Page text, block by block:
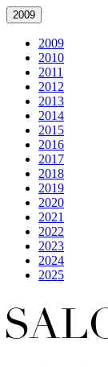
2009
2009
2010
2011
2012
2013
2014
2015
2016
2017
2018
2019
2020
2021
2022
2023
2024
2025